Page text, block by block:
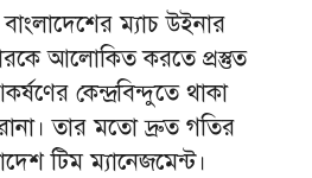
ম্যাচ উইনার
আলোকিত করতে প্রস্তুত
কেন্দ্রবিন্দুতে থাকা
তার মতো দ্রুত গতির
টিম ম্যানেজমেন্ট।